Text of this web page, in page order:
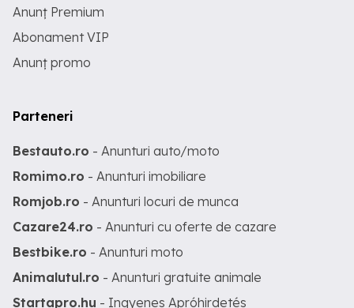
Anunț Premium
Abonament VIP
Anunț promo
Parteneri
Bestauto.ro - Anunturi auto/moto
Romimo.ro - Anunturi imobiliare
Romjob.ro - Anunturi locuri de munca
Cazare24.ro - Anunturi cu oferte de cazare
Bestbike.ro - Anunturi moto
Animalutul.ro - Anunturi gratuite animale
Startapro.hu - Ingyenes Apróhirdetés